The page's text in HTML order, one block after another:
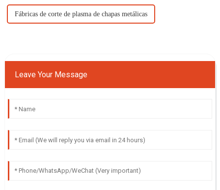
Fábricas de corte de plasma de chapas metálicas
Leave Your Message